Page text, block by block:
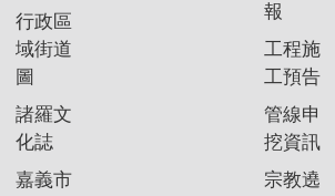
行政區
域街道
圖
諸羅文
化誌
嘉義市
報
工程施
工預告
管線申
挖資訊
宗教遶